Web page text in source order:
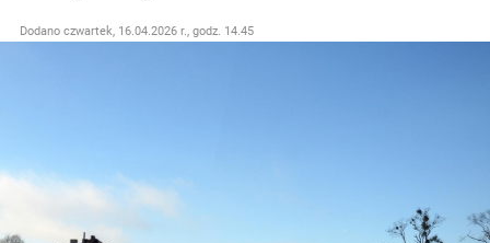
Dodano czwartek, 16.04.2026 r., godz. 14.45